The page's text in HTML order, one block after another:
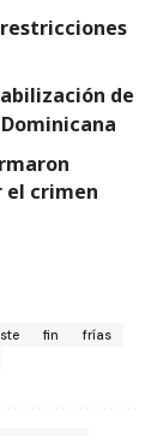
de
el crimen
fin
frías